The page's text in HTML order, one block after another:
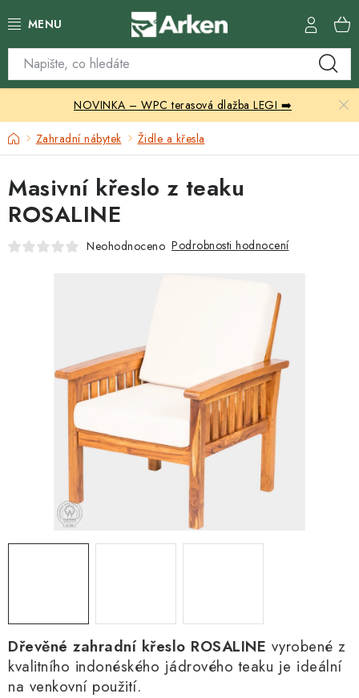
na
Skleníky
Zahradní přístřešky
Zahradní nábytek
Grily a ohniště
NOVINKA – WPC terasová dlažba LEGI ➡️
DomůZahradní nábytek Židle a křesla
Dřevěné zahradní křeslo ROSALINE vyrobené z
kvalitního indonéského jádrového teaku je ideální
na venkovní použití.
Masivní křeslo z teaku
ROSALINE
Neohodnoceno Podrobnosti hodnocení